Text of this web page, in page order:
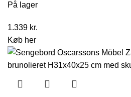
På lager
1.339 kr.
Køb her